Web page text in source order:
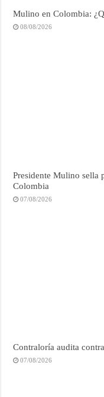
Mulino en Colombia:
08/08/2026
Presidente Mulino sella
Colombia
07/08/2026
Contraloría audita
07/08/2026